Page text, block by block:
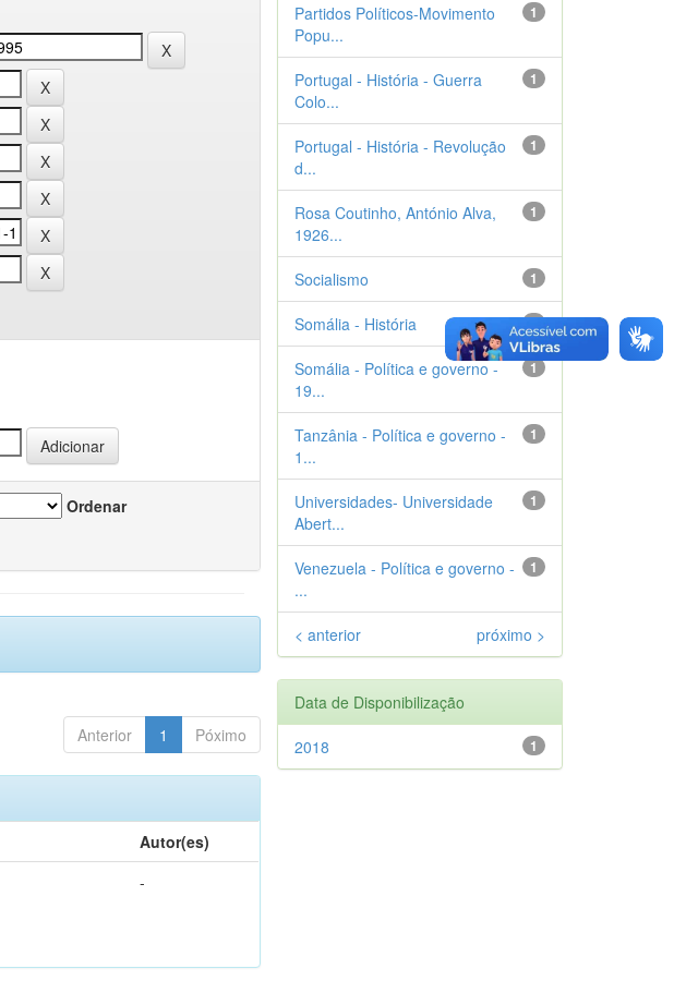
Ordenar
Anterior 1 Póximo
Autor(es)
-
1
Partidos Políticos-Movimento
Popu...
1
Portugal - História - Guerra
Colo...
1
Portugal - História - Revolução
d...
1
Rosa Coutinho, António Alva,
1926...
1
Socialismo
1
Somália - História
1
Somália - Política e governo -
19...
1
Tanzânia - Política e governo -
1...
1
Universidades- Universidade
Abert...
1
Venezuela - Política e governo -
...
< anterior próximo >
Data de Disponibilização
1
2018